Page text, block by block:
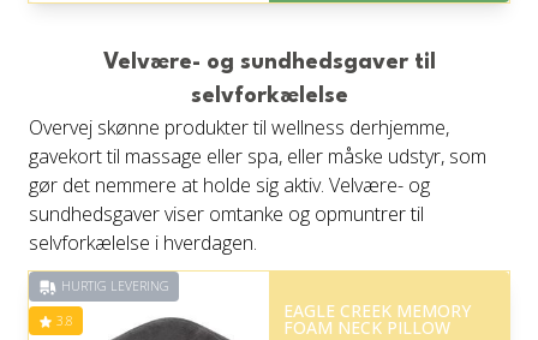
på 4.8 ud af 5
Velvære- og sundhedsgaver til
selvforkælelse
Overvej skønne produkter til wellness derhjemme,
gavekort til massage eller spa, eller måske udstyr, som
gør det nemmere at holde sig aktiv. Velvære- og
sundhedsgaver viser omtanke og opmuntrer til
selvforkælelse i hverdagen.
HURTIG LEVERING
3.8 EAGLE CREEK MEMORY
FOAM NECK PILLOW